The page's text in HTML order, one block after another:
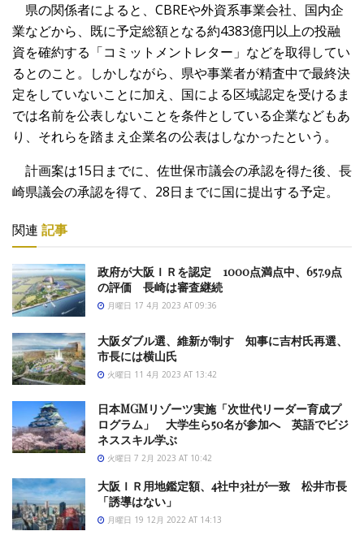
県の関係者によると、CBREや外資系事業会社、国内企
業などから、既に予定総額となる約4383億円以上の投融
資を確約する「コミットメントレター」などを取得してい
るとのこと。しかしながら、県や事業者が精査中で最終決
定をしていないことに加え、国による区域認定を受けるま
では名前を公表しないことを条件としている企業などもあ
り、それらを踏まえ企業名の公表はしなかったという。
計画案は15日までに、佐世保市議会の承認を得た後、長
崎県議会の承認を得て、28日までに国に提出する予定。
関連 記事
政府が大阪ＩＲを認定 1000点満点中、657.9点
の評価 長崎は審査継続
月曜日 17 4月 2023 AT 09:36
大阪ダブル選、維新が制す 知事に吉村氏再選、
市長には横山氏
火曜日 11 4月 2023 AT 13:42
日本MGMリゾーツ実施「次世代リーダー育成プ
ログラム」 大学生ら50名が参加へ 英語でビジ
ネススキル学ぶ
火曜日 7 2月 2023 AT 10:42
大阪ＩＲ用地鑑定額、4社中3社が一致 松井市長
「誘導はない」
月曜日 19 12月 2022 AT 14:13